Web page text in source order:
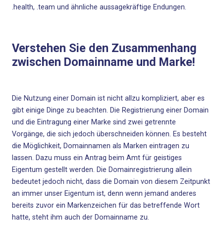
.health, .team und ähnliche aussagekräftige Endungen.
Verstehen Sie den Zusammenhang
zwischen Domainname und Marke!
Die Nutzung einer Domain ist nicht allzu kompliziert, aber es
gibt einige Dinge zu beachten. Die Registrierung einer Domain
und die Eintragung einer Marke sind zwei getrennte
Vorgänge, die sich jedoch überschneiden können. Es besteht
die Möglichkeit, Domainnamen als Marken eintragen zu
lassen. Dazu muss ein Antrag beim Amt für geistiges
Eigentum gestellt werden. Die Domainregistrierung allein
bedeutet jedoch nicht, dass die Domain von diesem Zeitpunkt
an immer unser Eigentum ist, denn wenn jemand anderes
bereits zuvor ein Markenzeichen für das betreffende Wort
hatte, steht ihm auch der Domainname zu.